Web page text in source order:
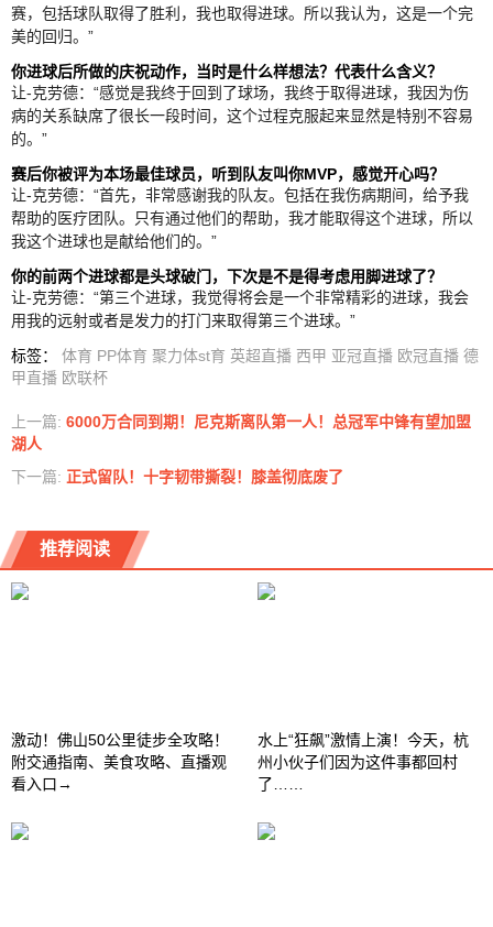
赛，包括球队取得了胜利，我也取得进球。所以我认为，这是一个完
美的回归。”
你进球后所做的庆祝动作，当时是什么样想法？代表什么含义？
让-克劳德：“感觉是我终于回到了球场，我终于取得进球，我因为伤
病的关系缺席了很长一段时间，这个过程克服起来显然是特别不容易
的。”
赛后你被评为本场最佳球员，听到队友叫你MVP，感觉开心吗？
让-克劳德：“首先，非常感谢我的队友。包括在我伤病期间，给予我
帮助的医疗团队。只有通过他们的帮助，我才能取得这个进球，所以
我这个进球也是献给他们的。”
你的前两个进球都是头球破门，下次是不是得考虑用脚进球了？
让-克劳德：“第三个进球，我觉得将会是一个非常精彩的进球，我会
用我的远射或者是发力的打门来取得第三个进球。”
标签： 体育 PP体育 聚力体st育 英超直播 西甲 亚冠直播 欧冠直播 德
甲直播 欧联杯
上一篇: 6000万合同到期！尼克斯离队第一人！总冠军中锋有望加盟
湖人
下一篇: 正式留队！十字韧带撕裂！膝盖彻底废了
推荐阅读
激动！佛山50公里徒步全攻略！
附交通指南、美食攻略、直播观
看入口→
水上“狂飙”激情上演！今天，杭
州小伙子们因为这件事都回村
了……